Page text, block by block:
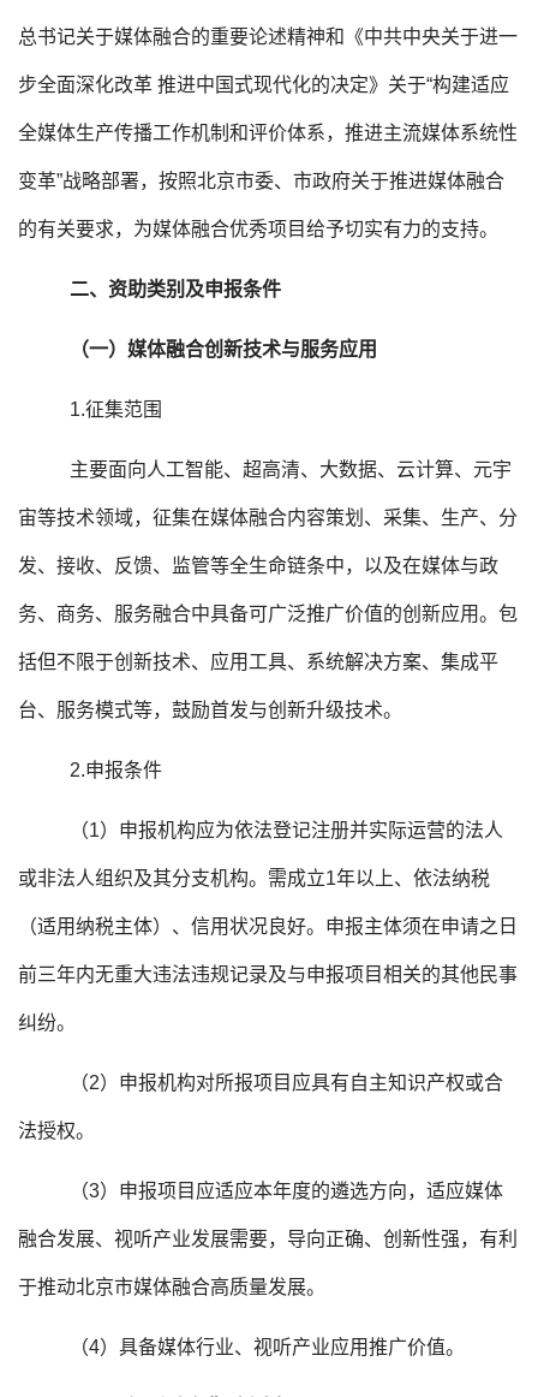
总书记关于媒体融合的重要论述精神和《中共中央关于进一
步全面深化改革 推进中国式现代化的决定》关于“构建适应
全媒体生产传播工作机制和评价体系，推进主流媒体系统性
变革”战略部署，按照北京市委、市政府关于推进媒体融合
的有关要求，为媒体融合优秀项目给予切实有力的支持。
二、资助类别及申报条件
（一）媒体融合创新技术与服务应用
1.征集范围
主要面向人工智能、超高清、大数据、云计算、元宇
宙等技术领域，征集在媒体融合内容策划、采集、生产、分
发、接收、反馈、监管等全生命链条中，以及在媒体与政
务、商务、服务融合中具备可广泛推广价值的创新应用。包
括但不限于创新技术、应用工具、系统解决方案、集成平
台、服务模式等，鼓励首发与创新升级技术。
2.申报条件
（1）申报机构应为依法登记注册并实际运营的法人
或非法人组织及其分支机构。需成立1年以上、依法纳税
（适用纳税主体）、信用状况良好。申报主体须在申请之日
前三年内无重大违法违规记录及与申报项目相关的其他民事
纠纷。
（2）申报机构对所报项目应具有自主知识产权或合
法授权。
（3）申报项目应适应本年度的遴选方向，适应媒体
融合发展、视听产业发展需要，导向正确、创新性强，有利
于推动北京市媒体融合高质量发展。
（4）具备媒体行业、视听产业应用推广价值。